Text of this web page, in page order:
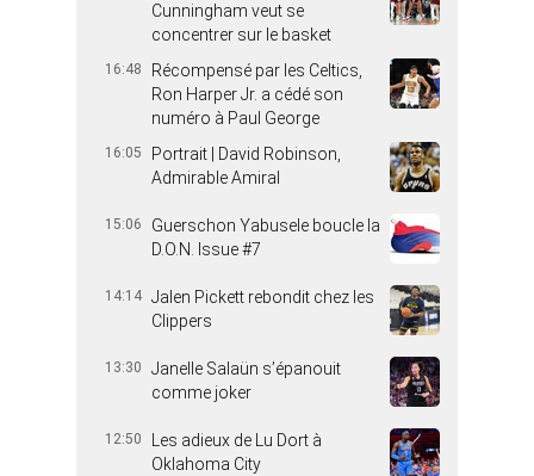
Cunningham veut se
concentrer sur le basket
16:48
Récompensé par les Celtics,
Ron Harper Jr. a cédé son
numéro à Paul George
16:05
Portrait | David Robinson,
Admirable Amiral
15:06
Guerschon Yabusele boucle la
D.O.N. Issue #7
14:14 Jalen Pickett rebondit chez les
Clippers
13:30
Janelle Salaün s’épanouit
comme joker
12:50
Les adieux de Lu Dort à
Oklahoma City